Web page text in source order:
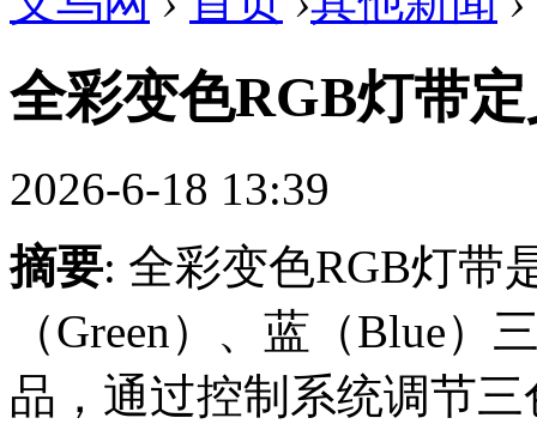
全彩变色RGB灯带
2026-6-18 13:39
摘要: 全彩变色RGB灯带
（Green）、蓝（Blue
品，通过控制系统调节